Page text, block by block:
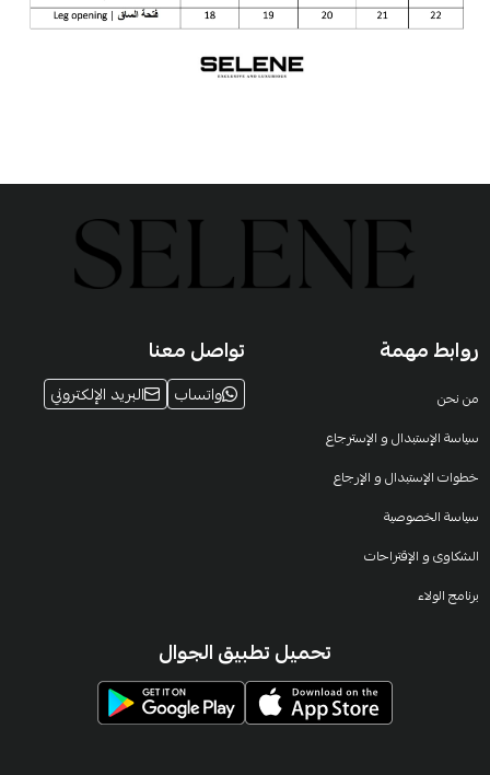
روابط مهمة
من نحن
سياسة الإستبدال و الإسترجاع
خطوات الإستبدال و الإرجاع
سياسة الخصوصية
الشكاوى و الإقتراحات
برنامج الولاء
تواصل معنا
واتساب البريد الإلكتروني
تحميل تطبيق الجوال